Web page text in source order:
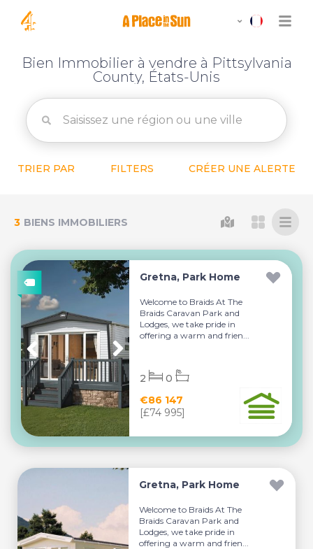
Bien Immobilier à vendre à Pittsylvania
County, États-Unis
TRIER PAR FILTERS CRÉER UNE ALERTE
3 BIENS IMMOBILIERS
Gretna, Park Home
Welcome to Braids At The
Braids Caravan Park and
Lodges, we take pride in
offering a warm and frien...
€86 147
[£74 995]
2 0
Gretna, Park Home
Welcome to Braids At The
Braids Caravan Park and
Lodges, we take pride in
offering a warm and frien...